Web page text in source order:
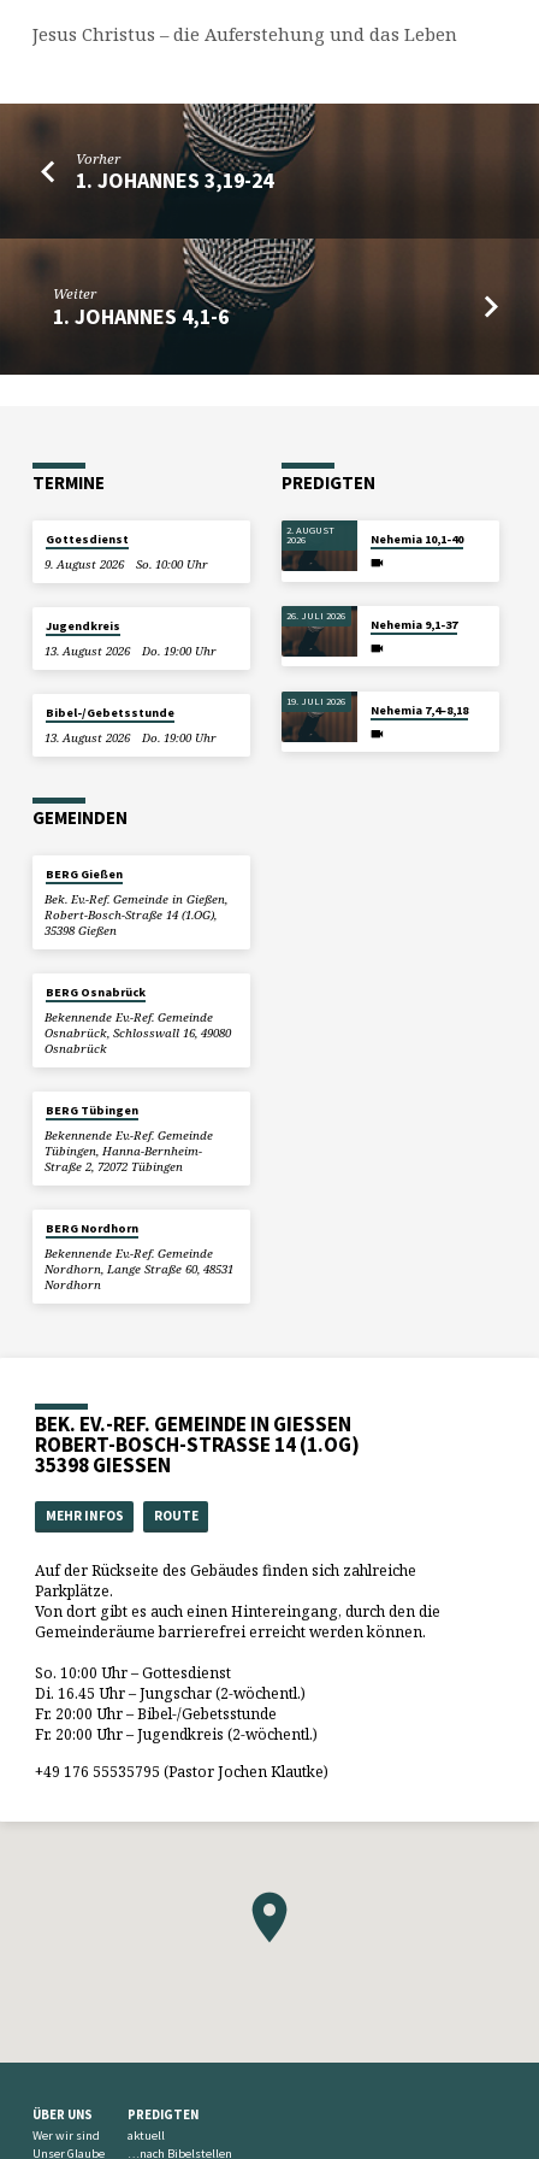
Jesus Christus – die Auferstehung und das Leben
Vorher
1. JOHANNES 3,19-24
Weiter
1. JOHANNES 4,1-6
TERMINE
Gottesdienst
9. August 2026
So. 10:00 Uhr
Jugendkreis
13. August 2026
Do. 19:00 Uhr
Bibel-/Gebetsstunde
13. August 2026
Do. 19:00 Uhr
PREDIGTEN
2. AUGUST
2026 Nehemia 10,1-40
26. JULI 2026
Nehemia 9,1-37
19. JULI 2026
Nehemia 7,4–8,18
GEMEINDEN
BERG Gießen
Bek. Ev.-Ref. Gemeinde in Gießen,
Robert-Bosch-Straße 14 (1.OG),
35398 Gießen
BERG Osnabrück
Bekennende Ev.-Ref. Gemeinde
Osnabrück, Schlosswall 16, 49080
Osnabrück
BERG Tübingen
Bekennende Ev.-Ref. Gemeinde
Tübingen, Hanna-Bernheim-
Straße 2, 72072 Tübingen
BERG Nordhorn
Bekennende Ev.-Ref. Gemeinde
Nordhorn, Lange Straße 60, 48531
Nordhorn
BEK. EV.-REF. GEMEINDE IN GIESSEN
ROBERT-BOSCH-STRASSE 14 (1.OG)
35398 GIESSEN
MEHR INFOS ROUTE
Auf der Rückseite des Gebäudes finden sich zahlreiche
Parkplätze.
Von dort gibt es auch einen Hintereingang, durch den die
Gemeinderäume barrierefrei erreicht werden können.
So. 10:00 Uhr – Gottesdienst
Di. 16.45 Uhr – Jungschar (2-wöchentl.)
Fr. 20:00 Uhr – Bibel-/Gebetsstunde
Fr. 20:00 Uhr – Jugendkreis (2-wöchentl.)
+49 176 55535795 (Pastor Jochen Klautke)
ÜBER UNS
Wer wir sind
Unser Glaube
PREDIGTEN
aktuell
…nach Bibelstellen